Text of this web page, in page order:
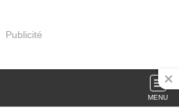
Publicité
MENU